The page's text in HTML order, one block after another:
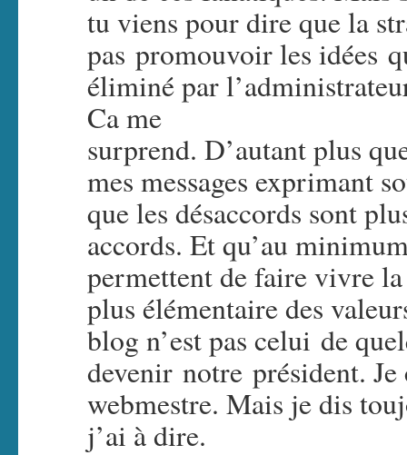
tu viens pour dire que la
pas promouvoir les idées
éliminé par
Ca me
surprend. D’autant plus
mes messages exprimant
que les désaccords sont
accords. Et qu’au
permettent de faire vivre
plus élémentaire des
blog n’est pas celui de
devenir notre président. Je
webmestre. Mais je dis
j’ai à dire.